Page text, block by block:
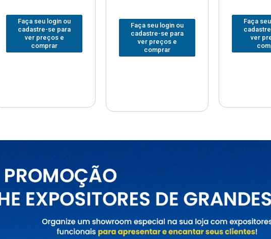
Faça seu login ou
cadastre-se para
ver preços e
comprar
Faça seu login ou
cadastre-se para
ver preços e
comprar
Faça
ver